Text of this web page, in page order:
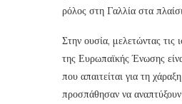
ρόλος στη Γαλλία στα
Στην ουσία, μελετώντας
της Ευρωπαϊκής Ένωσης
που απαιτείται για τη
προσπάθησαν να